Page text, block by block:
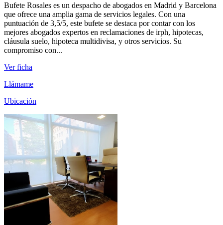
Bufete Rosales es un despacho de abogados en Madrid y Barcelona
que ofrece una amplia gama de servicios legales. Con una
puntuación de 3,5/5, este bufete se destaca por contar con los
mejores abogados expertos en reclamaciones de irph, hipotecas,
cláusula suelo, hipoteca multidivisa, y otros servicios. Su
compromiso con...
Ver ficha
Llámame
Ubicación